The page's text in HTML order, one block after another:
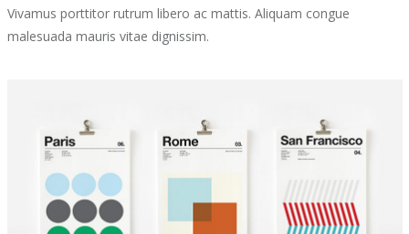
Vivamus porttitor rutrum libero ac mattis. Aliquam congue
malesuada mauris vitae dignissim.